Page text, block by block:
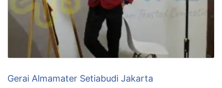
Gerai Almamater Setiabudi Jakarta